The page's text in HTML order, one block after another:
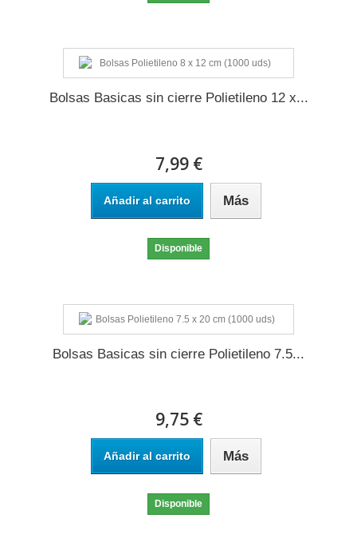
Bolsas Basicas sin cierre Polietileno 12 x...
7,99 €
Añadir al carrito Más
Disponible
Bolsas Basicas sin cierre Polietileno 7.5...
9,75 €
Añadir al carrito Más
Disponible